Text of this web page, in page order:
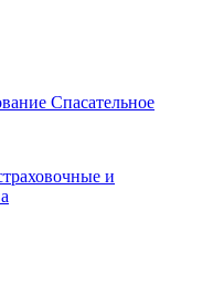
Спасательное
и